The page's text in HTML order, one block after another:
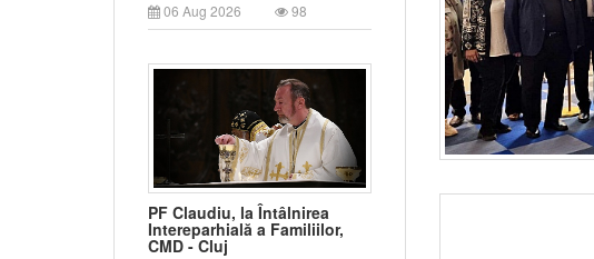
06 Aug 2026 98
PF Claudiu, la Întâlnirea
Intereparhială a Familiilor,
CMD - Cluj